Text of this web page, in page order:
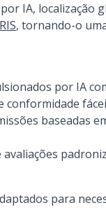
IA, localização
, tornando-o
por IA
conformidade
baseadas
para